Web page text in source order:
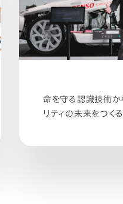
命を守る認識技術か
リティの未来をつく